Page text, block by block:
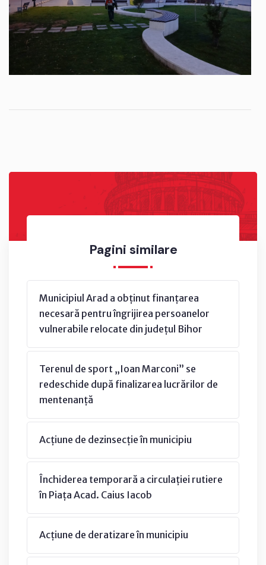
Pagini similare
Municipiul Arad a obținut finanțarea
necesară pentru îngrijirea persoanelor
vulnerabile relocate din județul Bihor
Terenul de sport „Ioan Marconi” se
redeschide după finalizarea lucrărilor de
mentenanță
Acțiune de dezinsecție în municipiu
Închiderea temporară a circulației rutiere
în Piața Acad. Caius Iacob
Acțiune de deratizare în municipiu